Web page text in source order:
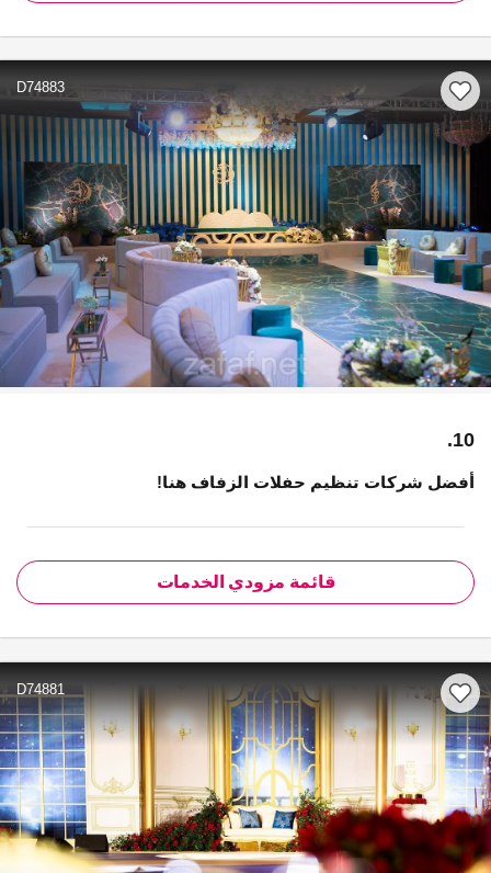
D74883
10.
أفضل شركات تنظيم حفلات الزفاف هنا!
قائمة مزودي الخدمات
D74881